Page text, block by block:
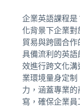
企業英語課程是
化背景下企業對
貿易與跨國合
具備流利的英語
效進行跨文化
業環境量身定
力，涵蓋專業
寫，確保企業